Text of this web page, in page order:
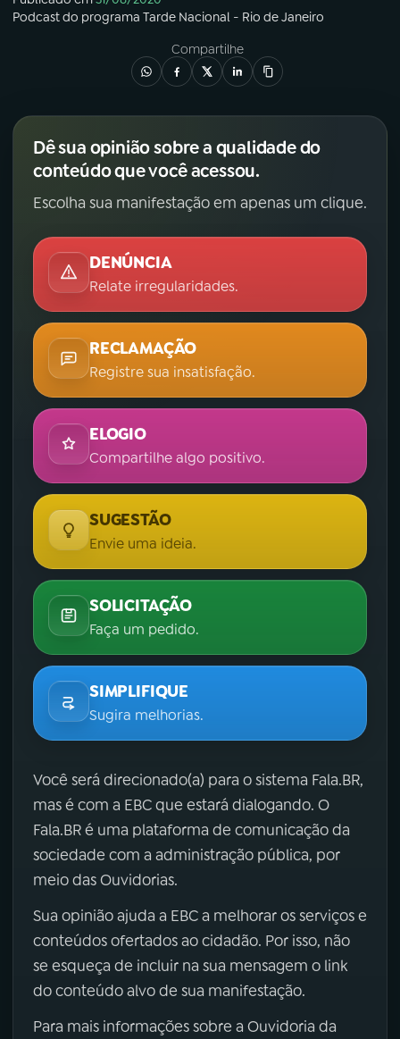
Podcastdo programa Tarde Nacional - Rio de Janeiro
Compartilhe
Dê sua opinião sobre a qualidade do
conteúdo que você acessou.
Escolha sua manifestação em apenas um clique.
DENÚNCIA
Relate irregularidades.
RECLAMAÇÃO
Registre sua insatisfação.
ELOGIO
Compartilhe algo positivo.
SUGESTÃO
Envie uma ideia.
SOLICITAÇÃO
Faça um pedido.
SIMPLIFIQUE
Sugira melhorias.
Você será direcionado(a) para o sistema Fala.BR,
mas é com a EBC que estará dialogando. O
Fala.BR é uma plataforma de comunicação da
sociedade com a administração pública, por
meio das Ouvidorias.
Sua opinião ajuda a EBC a melhorar os serviços e
conteúdos ofertados ao cidadão. Por isso, não
se esqueça de incluir na sua mensagem o link
do conteúdo alvo de sua manifestação.
Para mais informações sobre a Ouvidoria da